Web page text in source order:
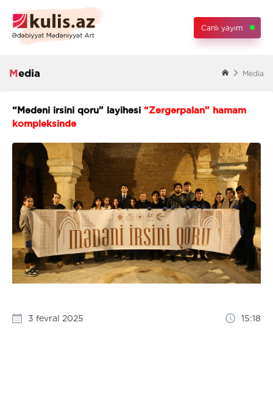
Canlı yayım
Media Media
“Mədəni irsini qoru” layihəsi “Zərgərpalan” hamam
kompleksində
3 fevral 2025 15:18